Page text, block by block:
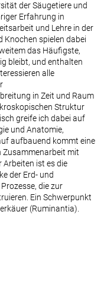
der Säugetiere und
Erfahrung in
und Lehre in der
Knochen spielen dabei
das Häufigste,
bleibt, und enthalten
alle
in Zeit und Raum
Struktur
greife ich dabei auf
und Anatomie,
aufbauend kommt eine
Zusammenarbeit mit
Arbeiten ist es die
der Erd- und
die zur
Ein Schwerpunkt
(Ruminantia).